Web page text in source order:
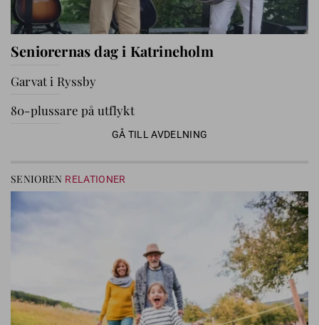
Seniorernas dag i Katrineholm
Garvat i Ryssby
80-plussare på utflykt
GÅ TILL AVDELNING
SENIOREN RELATIONER